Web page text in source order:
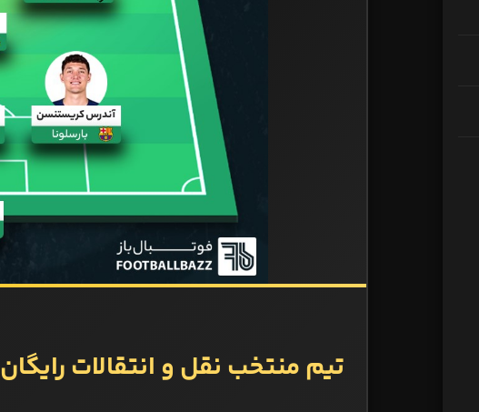
تیم منتخب نقل‌ و انتقالات رایگان